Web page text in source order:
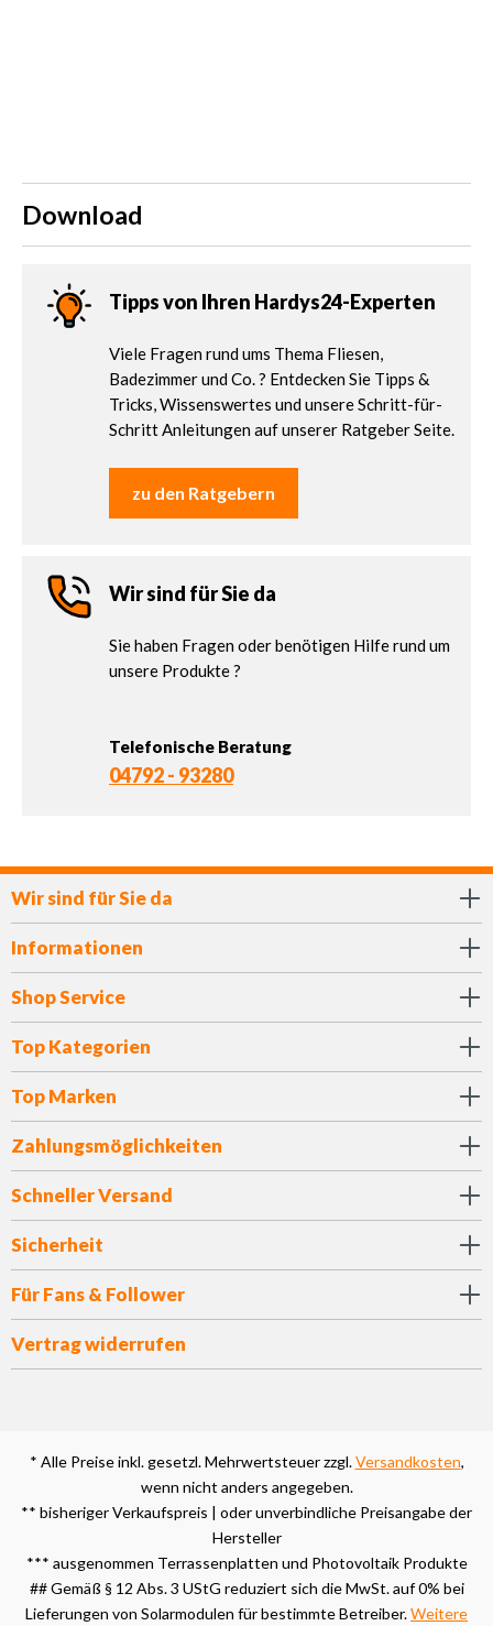
Download
Tipps von Ihren Hardys24-Experten
Viele Fragen rund ums Thema Fliesen,
Badezimmer und Co. ? Entdecken Sie Tipps &
Tricks, Wissenswertes und unsere Schritt-für-
Schritt Anleitungen auf unserer Ratgeber Seite.
zu den Ratgebern
Wir sind für Sie da
Sie haben Fragen oder benötigen Hilfe rund um
unsere Produkte ?
Telefonische Beratung
04792 - 93280
Wir sind für Sie da
Informationen
Shop Service
Top Kategorien
Top Marken
Zahlungsmöglichkeiten
Schneller Versand
Sicherheit
Für Fans & Follower
Vertrag widerrufen
* Alle Preise inkl. gesetzl. Mehrwertsteuer zzgl.Versandkosten,
wenn nicht anders angegeben.
** bisheriger Verkaufspreis | oder unverbindliche Preisangabe der
Hersteller
*** ausgenommen Terrassenplatten und Photovoltaik Produkte
## Gemäß § 12 Abs. 3 UStG reduziert sich die MwSt. auf 0% bei
Lieferungen von Solarmodulen für bestimmte Betreiber.Weitere